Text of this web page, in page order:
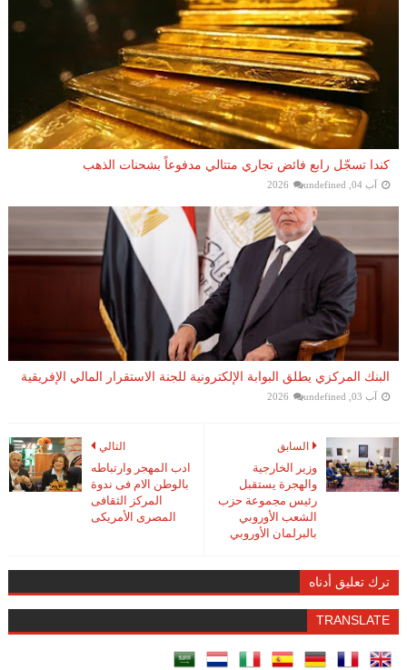
كندا تسجّل رابع فائض تجاري متتالي مدفوعاً بشحنات الذهب
آب 04, 2026 undefined
البنك المركزي يطلق البوابة الإلكترونية للجنة الاستقرار المالي الإفريقية
آب 03, 2026 undefined
التالي
ادب المهجر وارتباطه
بالوطن الام فى ندوة
المركز الثقافى
المصرى الأمريكى
السابق
وزير الخارجية
والهجرة يستقبل
رئيس مجموعة حزب
الشعب الأوروبي
بالبرلمان الأوروبي
ترك تعليق أدناه
TRANSLATE